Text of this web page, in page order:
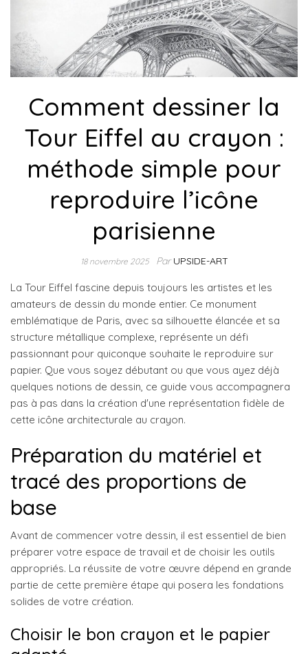
Comment dessiner la
Tour Eiffel au crayon :
méthode simple pour
reproduire l’icône
parisienne
18 novembre 2025 ParUPSIDE-ART
La Tour Eiffel fascine depuis toujours les artistes et les
amateurs de dessin du monde entier. Ce monument
emblématique de Paris, avec sa silhouette élancée et sa
structure métallique complexe, représente un défi
passionnant pour quiconque souhaite le reproduire sur
papier. Que vous soyez débutant ou que vous ayez déjà
quelques notions de dessin, ce guide vous accompagnera
pas à pas dans la création d'une représentation fidèle de
cette icône architecturale au crayon.
Préparation du matériel et
tracé des proportions de
base
Avant de commencer votre dessin, il est essentiel de bien
préparer votre espace de travail et de choisir les outils
appropriés. La réussite de votre œuvre dépend en grande
partie de cette première étape qui posera les fondations
solides de votre création.
Choisir le bon crayon et le papier